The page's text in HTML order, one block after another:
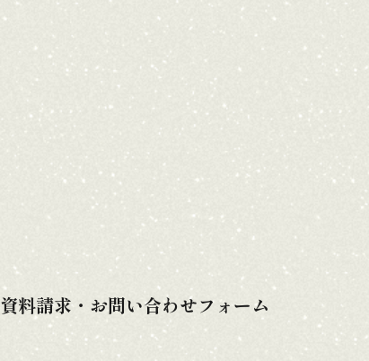
コンセプト イベント情報 モデルハウス
資料請求・お問い合わせフォーム